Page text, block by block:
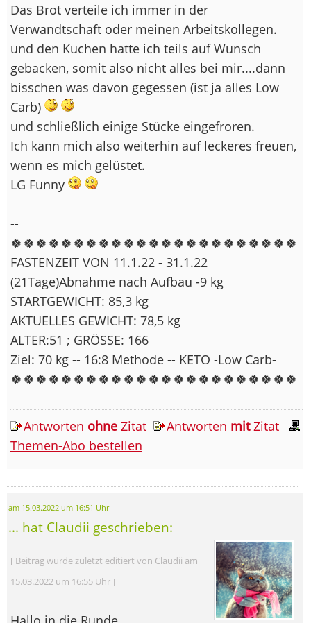
Das Brot verteile ich immer in der
Verwandtschaft oder meinen Arbeitskollegen.
und den Kuchen hatte ich teils auf Wunsch
gebacken, somit also nicht alles bei mir....dann
bisschen was davon gegessen (ist ja alles Low
Carb)
und schließlich einige Stücke eingefroren.
Ich kann mich also weiterhin auf leckeres freuen,
wenn es mich gelüstet.
LG Funny
--
🍀🍀🍀🍀🍀🍀🍀🍀🍀🍀🍀🍀🍀🍀🍀🍀🍀🍀🍀🍀🍀🍀🍀
FASTENZEIT VON 11.1.22 - 31.1.22
(21Tage)Abnahme nach Aufbau -9 kg
STARTGEWICHT: 85,3 kg
AKTUELLES GEWICHT: 78,5 kg
ALTER:51 ; GRÖSSE: 166
Ziel: 70 kg -- 16:8 Methode -- KETO -Low Carb-
🍀🍀🍀🍀🍀🍀🍀🍀🍀🍀🍀🍀🍀🍀🍀🍀🍀🍀🍀🍀🍀🍀🍀
Antworten ohne Zitat Antworten mitZitat
Themen-Abo bestellen
am 15.03.2022 um 16:51 Uhr
... hat Claudii geschrieben:
[ Beitrag wurde zuletzt editiert von Claudii am
15.03.2022 um 16:55 Uhr ]